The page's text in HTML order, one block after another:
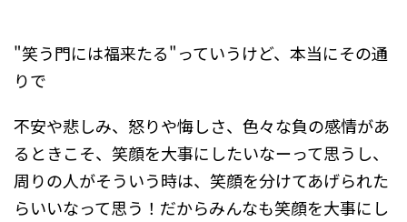
"笑う門には福来たる"っていうけど、本当にその通
りで
不安や悲しみ、怒りや悔しさ、色々な負の感情があ
るときこそ、笑顔を大事にしたいなーって思うし、
周りの人がそういう時は、笑顔を分けてあげられた
らいいなって思う！だからみんなも笑顔を大事にし